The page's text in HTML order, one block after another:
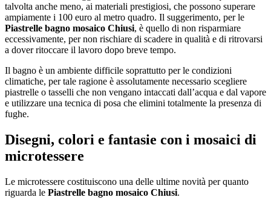
talvolta anche meno, ai materiali prestigiosi, che possono superare
ampiamente i 100 euro al metro quadro. Il suggerimento, per le
Piastrelle bagno mosaico Chiusi, è quello di non risparmiare
eccessivamente, per non rischiare di scadere in qualità e di ritrovarsi
a dover ritoccare il lavoro dopo breve tempo.
Il bagno è un ambiente difficile soprattutto per le condizioni
climatiche, per tale ragione è assolutamente necessario scegliere
piastrelle o tasselli che non vengano intaccati dall’acqua e dal vapore
e utilizzare una tecnica di posa che elimini totalmente la presenza di
fughe.
Disegni, colori e fantasie con i mosaici di
microtessere
Le microtessere costituiscono una delle ultime novità per quanto
riguarda le Piastrelle bagno mosaico Chiusi.